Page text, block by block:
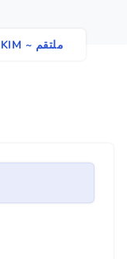
MÜLTEKIM ~ ملتقم